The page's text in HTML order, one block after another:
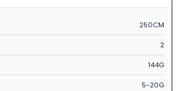
250CM
2
144G
5-20G